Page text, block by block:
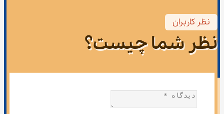
نظر کاربران
نظر شما چیست؟